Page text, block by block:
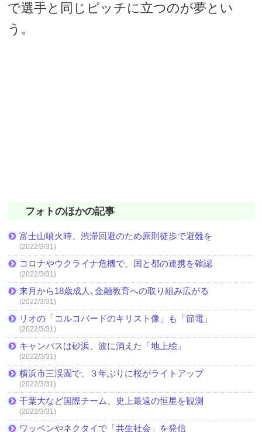
で選手と同じピッチに立つのが夢とい
う。
フォトのほかの記事
富士山噴火時、渋滞回避のため原則徒歩で避難を
(2022/3/31)
コロナやウクライナ危機で、国と都の連携を確認
(2022/3/31)
来月から18歳成人､金融教育への取り組み広がる
(2022/3/31)
リオの「コルコバードのキリスト像」も「節電」
(2022/3/31)
キャンバスは砂浜、波に消えた「地上絵」
(2022/3/31)
横浜市三渓園で、３年ぶりに桜がライトアップ
(2022/3/31)
千葉大など国際チーム、史上最遠の恒星を観測
(2022/3/31)
ワッペンやネクタイで「共生社会」を発信